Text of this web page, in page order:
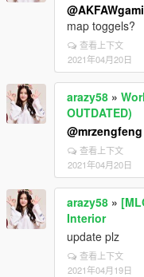
map toggels?
查看上下文
2021年04月20日
arazy58 »
OUTDATED)
@mrzengfeng
查看上下文
2021年04月20日
arazy58 »
Interior
update plz
查看上下文
2021年04月19日